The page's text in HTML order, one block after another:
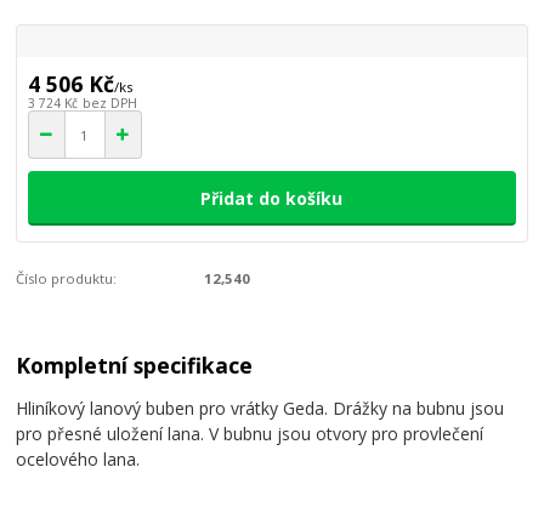
4 506 Kč/ks
3 724 Kč bez DPH
Přidat do košíku
Číslo produktu: 12,540
Kompletní specifikace
Hliníkový lanový buben pro vrátky Geda. Drážky na bubnu jsou
pro přesné uložení lana. V bubnu jsou otvory pro provlečení
ocelového lana.